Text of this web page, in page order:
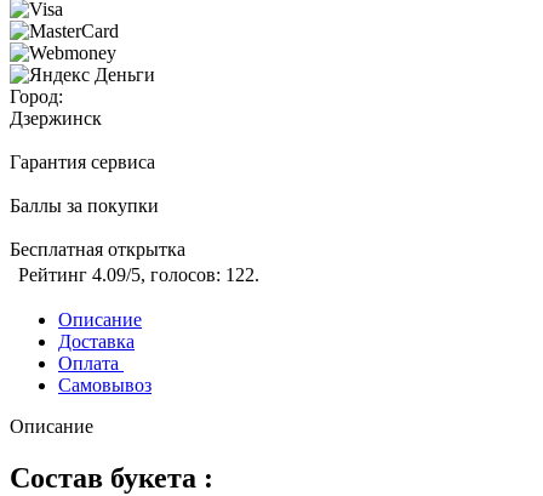
Город:
Дзержинск
Гарантия сервиса
Баллы за покупки
Бесплатная открытка
Рейтинг 4.09/5, голосов: 122.
Описание
Доставка
Оплата
Самовывоз
Описание
Состав букета :